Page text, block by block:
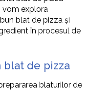
vom explora
blat de pizza și
în procesul de
blat de pizza
blaturilor de